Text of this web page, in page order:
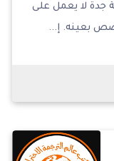
لا يعمل على
بعينه. إ...